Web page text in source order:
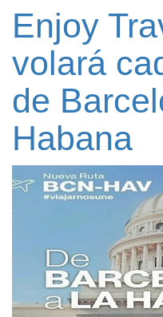
Enjoy
volará
de
Habana